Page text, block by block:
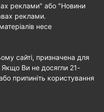
реклами" або "Новини
реклами.
несе
сайті, призначена для
Якщо Ви не досягли 21-
припиніть користування